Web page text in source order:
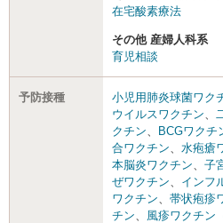
在宅酸素療法
その他 産婦人科系
育児相談
予防接種 小児用肺炎球菌ワク
ウイルスワクチン、
クチン、 BCGワクチ
合ワクチン、 水疱瘡
本脳炎ワクチン、 子
ぜワクチン、 インフ
ワクチン、 帯状疱疹
チン、 風疹ワクチン